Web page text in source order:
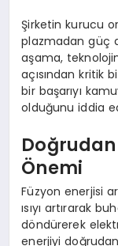
Şirketin kurucu
plazmadan güç
aşama,
açısından kritik
bir başarıyı
olduğunu iddia
Önemi
Füzyon enerjisi
ısıyı artırarak
döndürerek
enerjiyi